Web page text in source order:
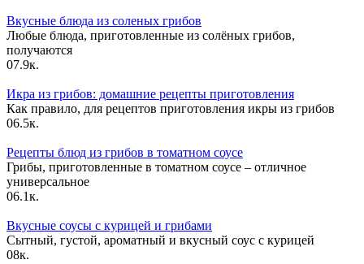
Вкусные блюда из соленых грибов
Любые блюда, приготовленные из солёных грибов,
получаются
07.9к.
Икра из грибов: домашние рецепты приготовления
Как правило, для рецептов приготовления икры из грибов
06.5к.
Рецепты блюд из грибов в томатном соусе
Грибы, приготовленные в томатном соусе – отличное
универсальное
06.1к.
Вкусные соусы с курицей и грибами
Сытный, густой, ароматный и вкусный соус с курицей
08к.